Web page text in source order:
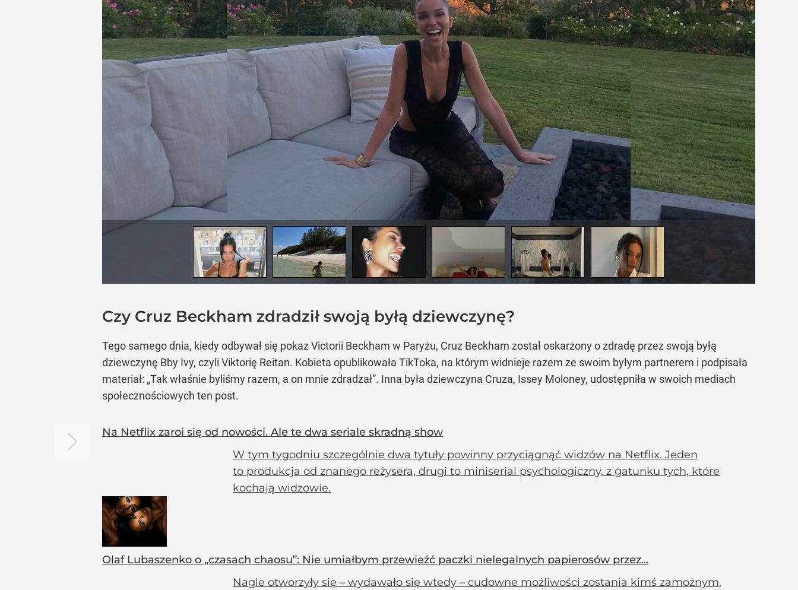
Czy Cruz Beckham zdradził swoją byłą dziewczynę?
Tego samego dnia, kiedy odbywał się pokaz Victorii Beckham w Paryżu, Cruz Beckham został oskarżony o zdradę przez swoją byłą
dziewczynę Bby Ivy, czyli Viktorię Reitan. Kobieta opublikowała TikToka, na którym widnieje razem ze swoim byłym partnerem i podpisała
materiał: „Tak właśnie byliśmy razem, a on mnie zdradzał”. Inna była dziewczyna Cruza, Issey Moloney, udostępniła w swoich mediach
społecznościowych ten post.
Na Netflix zaroi się od nowości. Ale te dwa seriale skradną show
W tym tygodniu szczególnie dwa tytuły powinny przyciągnąć widzów na Netflix. Jeden
to produkcja od znanego reżysera, drugi to miniserial psychologiczny, z gatunku tych, które
kochają widzowie.
Olaf Lubaszenko o „czasach chaosu”: Nie umiałbym przewieźć paczki nielegalnych papierosów przez...
Nagle otworzyły się – wydawało się wtedy – cudowne możliwości zostania kimś zamożnym,